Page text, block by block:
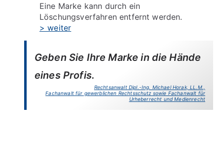
Eine Marke kann durch ein
Löschungsverfahren entfernt werden.
> weiter
Geben Sie Ihre Marke in die Hände
eines Profis.
Rechtsanwalt Dipl.-Ing. Michael Horak, LL.M.,
Fachanwalt für gewerblichen Rechtsschutz sowie Fachanwalt für
Urheberrecht und Medienrecht